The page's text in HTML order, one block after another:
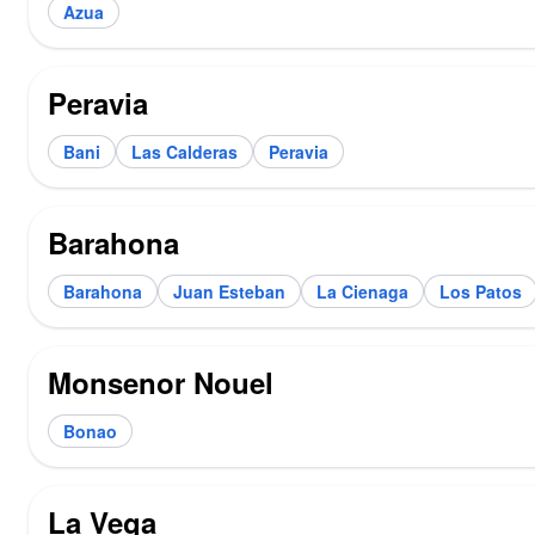
Azua
Peravia
Bani Las Calderas Peravia
Barahona
Barahona Juan Esteban La Cienaga Los Patos
Monsenor Nouel
Bonao
La Vega